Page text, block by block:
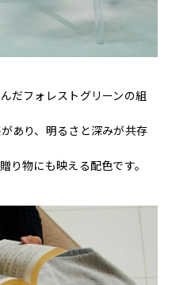
だフォレストグリーンの組
あり、明るさと深みが共存
り物にも映える配色です。